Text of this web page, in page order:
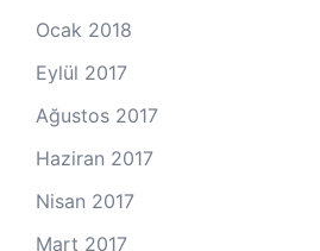
Ocak 2018
Eylül 2017
Ağustos 2017
Haziran 2017
Nisan 2017
Mart 2017